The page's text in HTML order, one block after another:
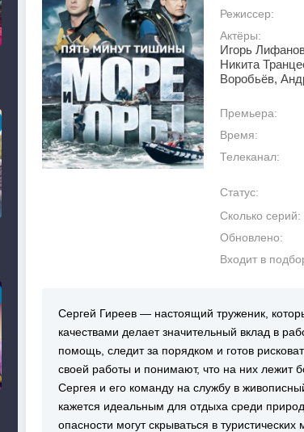
Режиссер:
Актёры:
Игорь
Никита
Воробьёв,
Премьера:
Время:
Телеканал:
Статус:
Сколько серий:
Обновлено:
Входит в
Сергей Гиреев — настоящий труженик,
качествами делает значительный вклад в
помощь, следит за порядком и готов
своей работы и понимают, что на них лежит
Сергея и его команду на службу в
кажется идеальным для отдыха среди
опасности могут скрываться в